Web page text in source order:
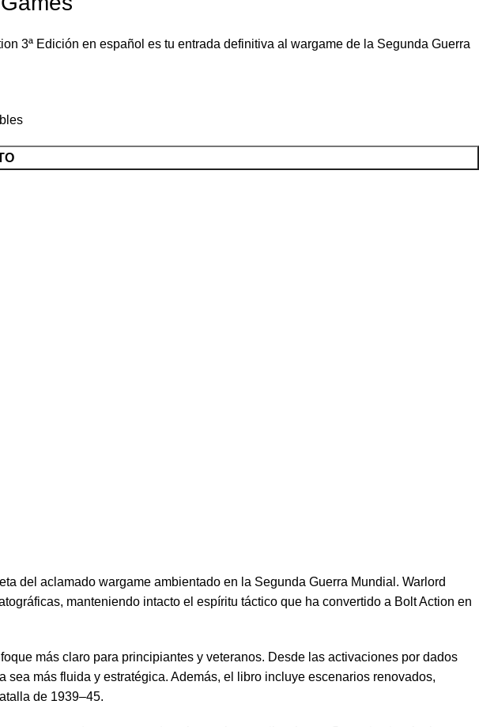
3ª Edición en español es tu entrada definitiva al wargame de la Segunda Guerra
del aclamado wargame ambientado en la Segunda Guerra Mundial. Warlord
manteniendo intacto el espíritu táctico que ha convertido a Bolt Action en
más claro para principiantes y veteranos. Desde las activaciones por dados
más fluida y estratégica. Además, el libro incluye escenarios renovados,
de 1939–45.